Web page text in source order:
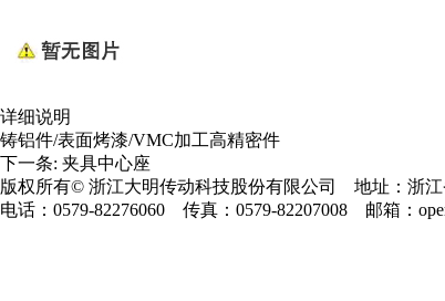
详细说明
铸铝件/表面烤漆/VMC加工高精密件
下一条: 夹具中心座
版权所有© 浙江大明传动科技股份有限公司
地址：浙江
电话： 0579-82276060 传真：0579-82207008 邮箱：